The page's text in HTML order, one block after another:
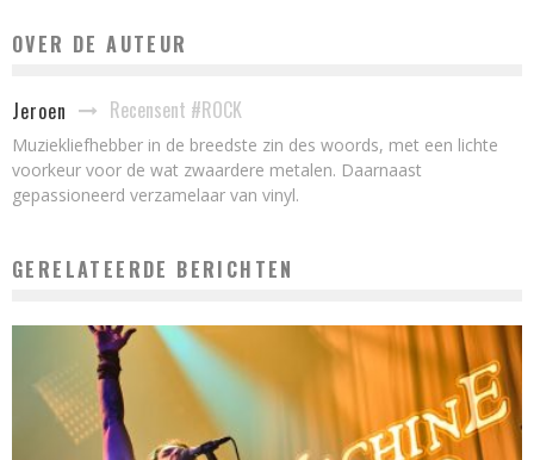
OVER DE AUTEUR
Jeroen Recensent #ROCK
Muziekliefhebber in de breedste zin des woords, met een lichte
voorkeur voor de wat zwaardere metalen. Daarnaast
gepassioneerd verzamelaar van vinyl.
GERELATEERDE BERICHTEN